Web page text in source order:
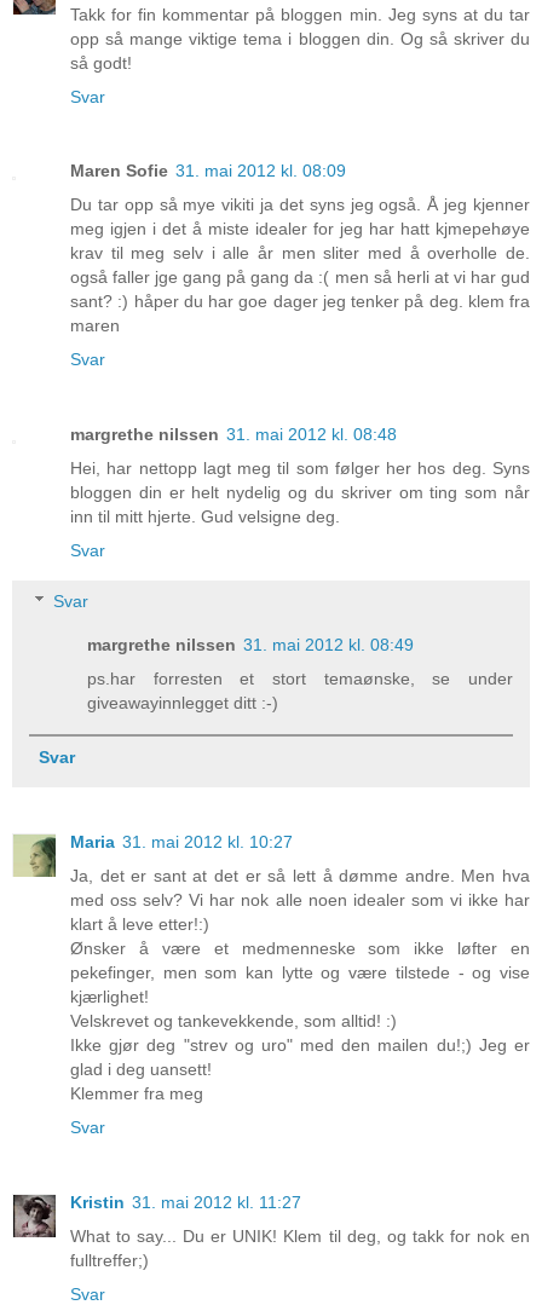
Takk for fin kommentar på bloggen min. Jeg syns at du tar
opp så mange viktige tema i bloggen din. Og så skriver du
så godt!
Svar
Maren Sofie 31. mai 2012 kl. 08:09
Du tar opp så mye vikiti ja det syns jeg også. Å jeg kjenner
meg igjen i det å miste idealer for jeg har hatt kjmepehøye
krav til meg selv i alle år men sliter med å overholle de.
også faller jge gang på gang da :( men så herli at vi har gud
sant? :) håper du har goe dager jeg tenker på deg. klem fra
maren
Svar
margrethe nilssen 31. mai 2012 kl. 08:48
Hei, har nettopp lagt meg til som følger her hos deg. Syns
bloggen din er helt nydelig og du skriver om ting som når
inn til mitt hjerte. Gud velsigne deg.
Svar
Svar
margrethe nilssen 31. mai 2012 kl. 08:49
ps.har forresten et stort temaønske, se under
giveawayinnlegget ditt :-)
Svar
Maria 31. mai 2012 kl. 10:27
Ja, det er sant at det er så lett å dømme andre. Men hva
med oss selv? Vi har nok alle noen idealer som vi ikke har
klart å leve etter!:)
Ønsker å være et medmenneske som ikke løfter en
pekefinger, men som kan lytte og være tilstede - og vise
kjærlighet!
Velskrevet og tankevekkende, som alltid! :)
Ikke gjør deg "strev og uro" med den mailen du!;) Jeg er
glad i deg uansett!
Klemmer fra meg
Svar
Kristin 31. mai 2012 kl. 11:27
What to say... Du er UNIK! Klem til deg, og takk for nok en
fulltreffer;)
Svar